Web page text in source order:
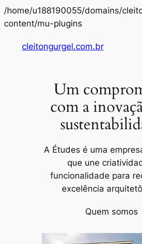
/home/u188190055/domains/
content/mu-plugins
o
cleitongurgel.com.br
Um
com a
A Études é uma
que une
funcionalidade para
excelência
Quem somos